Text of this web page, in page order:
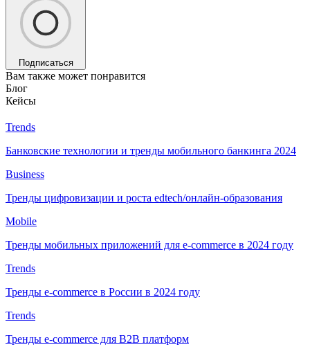
Подписаться
Вам также может понравится
Блог
Кейсы
Trends
Банковские технологии и тренды мобильного банкинга 2024
Business
Тренды цифровизации и роста edtech/онлайн-образования
Mobile
Тренды мобильных приложений для e-commerce в 2024 году
Trends
Тренды e-commerce в России в 2024 году
Trends
Тренды e-commerce для B2B платформ